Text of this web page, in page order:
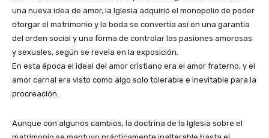
una nueva idea de amor, la Iglesia adquirió el monopolio de poder
otorgar el matrimonio y la boda se convertía así en una garantía
del orden social y una forma de controlar las pasiones amorosas
y sexuales, según se revela en la exposición.
En esta época el ideal del amor cristiano era el amor fraterno, y el
amor carnal era visto como algo solo tolerable e inevitable para la
procreación.
Aunque con algunos cambios, la doctrina de la Iglesia sobre el